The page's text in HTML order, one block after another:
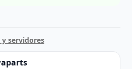
y servidores